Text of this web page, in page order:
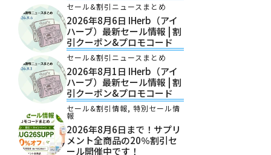
セール&割引ニュースまとめ
2026年8月6日 IHerb（アイ
ハーブ）最新セール情報 | 割
引クーポン&プロモコード
セール&割引ニュースまとめ
2026年8月1日 IHerb（アイ
ハーブ）最新セール情報 | 割
引クーポン&プロモコード
セール&割引情報, 特別セール情
報
2026年8月6日まで！サプリ
メント全商品の20％割引セ
ール開催中です！